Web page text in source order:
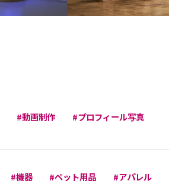
#動画制作 #プロフィール写真
#機器 #ペット用品 #アパレル